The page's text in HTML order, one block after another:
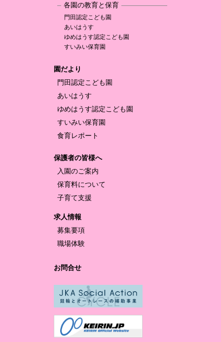
各園の教育と保育
門田認定こども園
あいはうす
ゆめはうす認定こども園
すいみい保育園
園だより
門田認定こども園
あいはうす
ゆめはうす認定こども園
すいみい保育園
食育レポート
保護者の皆様へ
入園のご案内
保育料について
子育て支援
求人情報
募集要項
職場体験
お問合せ